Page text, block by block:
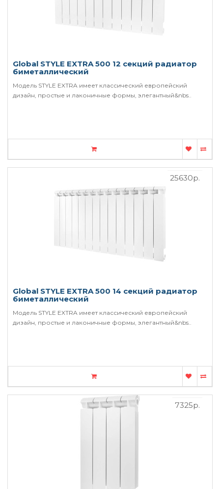
Global STYLE EXTRA 500 12 секций радиатор
биметаллический
Модель STYLE EXTRA имеет классический европейский
дизайн, простые и лаконичные формы, элегантный&nbs..
Global STYLE EXTRA 500 14 секций радиатор
биметаллический
Модель STYLE EXTRA имеет классический европейский
дизайн, простые и лаконичные формы, элегантный&nbs..
25630р.
7325р.